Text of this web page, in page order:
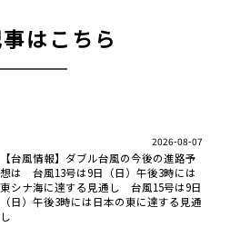
はこちら
2026-08-07
【台風情報】ダブル台風の今後の進路予
想は 台風13号は9日（日）午後3時には
東シナ海に達する見通し 台風15号は9日
（日）午後3時には日本の東に達する見通
し